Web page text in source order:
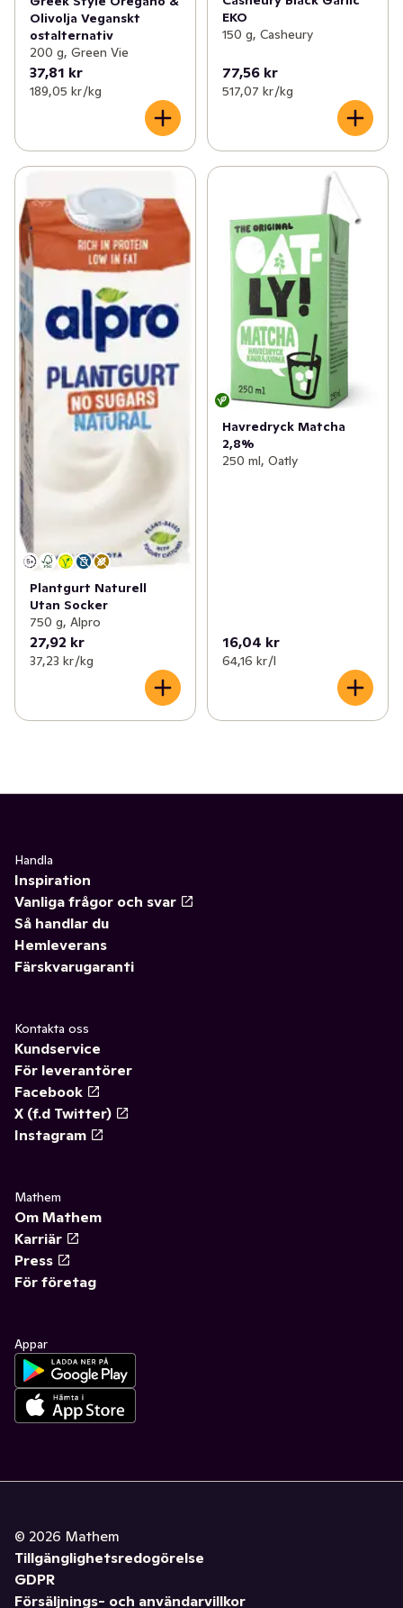
Olivolja Veganskt
ostalternativ
200 g, Green Vie
37,81 kr
189,05 kr /kg
EKO
150 g, Casheury
77,56 kr
517,07 kr /kg
Plantgurt Naturell
Utan Socker
750 g, Alpro
27,92 kr
37,23 kr /kg
Havredryck Matcha
2,8%
250 ml, Oatly
16,04 kr
64,16 kr /l
Handla
Inspiration
Vanliga frågor och svar
Så handlar du
Hemleverans
Färskvarugaranti
Kontakta oss
Kundservice
För leverantörer
Facebook
X (f.d Twitter)
Instagram
Mathem
Om Mathem
Karriär
Press
För företag
Appar
© 2026 Mathem
Tillgänglighetsredogörelse
GDPR
Försäljnings- och användarvillkor